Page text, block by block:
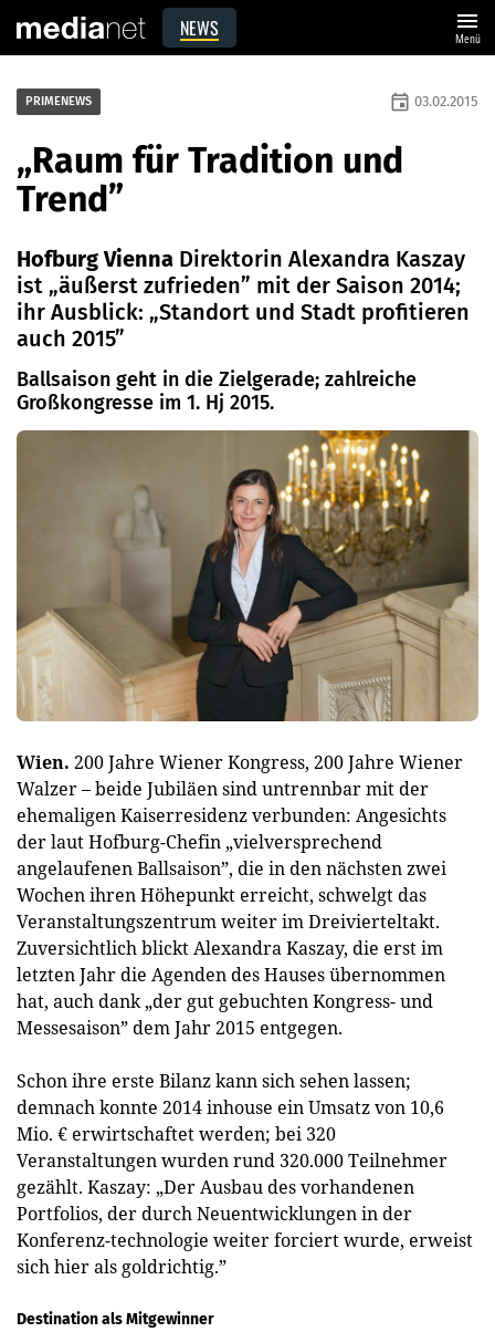
NEWS menu
Menü
PRIMENEWS event 03.02.2015
„Raum für Tradition und
Trend”
Hofburg Vienna Direktorin Alexandra Kaszay
ist „äußerst zufrieden” mit der Saison 2014;
ihr Ausblick: „Standort und Stadt profitieren
auch 2015”
Ballsaison geht in die Zielgerade; zahlreiche
Großkongresse im 1. Hj 2015.
Wien. 200 Jahre Wiener Kongress, 200 Jahre Wiener
Walzer – beide Jubiläen sind untrennbar mit der
ehemaligen Kaiserresidenz verbunden: Angesichts
der laut Hofburg-Chefin „vielversprechend
angelaufenen Ballsaison”, die in den nächsten zwei
Wochen ihren Höhepunkt erreicht, schwelgt das
Veranstaltungszentrum weiter im Dreivierteltakt.
Zuversichtlich blickt Alexandra Kaszay, die erst im
letzten Jahr die Agenden des Hauses übernommen
hat, auch dank „der gut gebuchten Kongress- und
Messesaison” dem Jahr 2015 entgegen.
Schon ihre erste Bilanz kann sich sehen lassen;
demnach konnte 2014 inhouse ein Umsatz von 10,6
Mio. € erwirtschaftet werden; bei 320
Veranstaltungen wurden rund 320.000 Teilnehmer
gezählt. Kaszay: „Der Ausbau des vorhandenen
Portfolios, der durch Neuentwicklungen in der
Konferenz-technologie weiter forciert wurde, erweist
sich hier als goldrichtig.”
Destination als Mitgewinner